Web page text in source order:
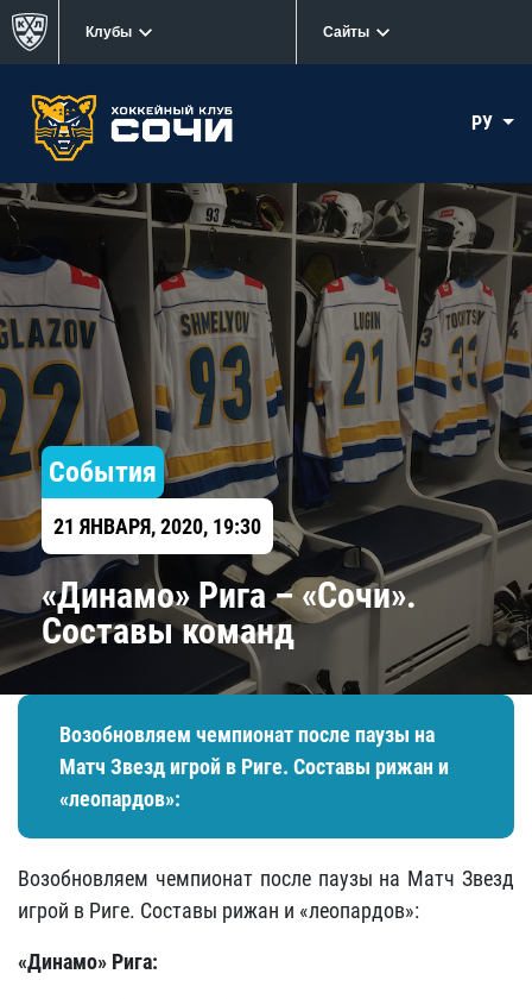
Клубы Сайты
РУ
События
21 ЯНВАРЯ, 2020, 19:30
«Динамо» Рига – «Сочи».
Составы команд
Возобновляем чемпионат после паузы на
Матч Звезд игрой в Риге. Составы рижан и
«леопардов»:
Возобновляем чемпионат после паузы на Матч Звезд
игрой в Риге. Составы рижан и «леопардов»:
«Динамо» Рига: